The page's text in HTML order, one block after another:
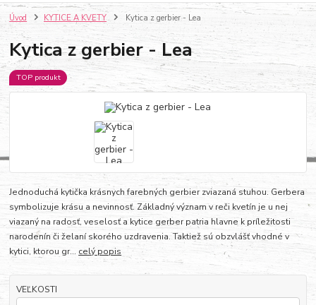
Úvod KYTICE A KVETY Kytica z gerbier - Lea
Kytica z gerbier - Lea
TOP produkt
Jednoduchá kytička krásnych farebných gerbier zviazaná stuhou. Gerbera
symbolizuje krásu a nevinnosť. Základný význam v reči kvetín je u nej
viazaný na radosť, veselosť a kytice gerber patria hlavne k príležitosti
narodenín či želaní skorého uzdravenia. Taktiež sú obzvlášť vhodné v
kytici, ktorou gr... celý popis
VEĽKOSTI